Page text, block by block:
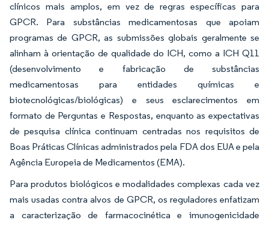
clínicos mais amplos, em vez de regras específicas para
GPCR. Para substâncias medicamentosas que apoiam
programas de GPCR, as submissões globais geralmente se
alinham à orientação de qualidade do ICH, como a ICH Q11
(desenvolvimento e fabricação de substâncias
medicamentosas para entidades químicas e
biotecnológicas/biológicas) e seus esclarecimentos em
formato de Perguntas e Respostas, enquanto as expectativas
de pesquisa clínica continuam centradas nos requisitos de
Boas Práticas Clínicas administrados pela FDA dos EUA e pela
Agência Europeia de Medicamentos (EMA).
Para produtos biológicos e modalidades complexas cada vez
mais usadas contra alvos de GPCR, os reguladores enfatizam
a caracterização de farmacocinética e imunogenicidade